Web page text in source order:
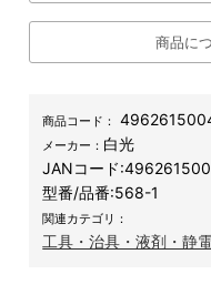
商品に
商品コード：
メーカー： 白光
JANコード:
型番/品番:568-1
関連カテゴリ：
工具・治具・液剤・静